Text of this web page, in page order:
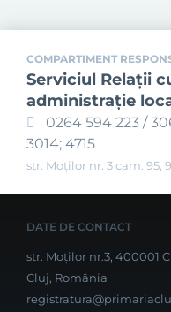
COMPARTIMENT
Serviciul Relaţii
administraţie
0264 594 223 /
3014; 4715
str. Moților nr. 3 cam. 95,
DATE DE CONTACT
str. Moților nr.3, 400001
Cluj, România